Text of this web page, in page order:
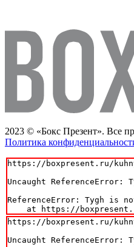
2023 © «Бокс Презент». Все
Политика
https://boxpresent.ru/
Uncaught ReferenceError:
ReferenceError: Tygh is
at https://
https://boxpresent.ru/
Uncaught ReferenceError: